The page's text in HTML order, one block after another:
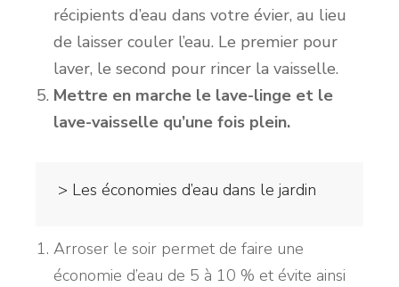
récipients d’eau dans votre évier, au lieu
de laisser couler l’eau. Le premier pour
laver, le second pour rincer la vaisselle.
Mettre en marche le lave-linge et le
lave-vaisselle qu’une fois plein.
> Les économies d’eau dans le jardin
Arroser le soir permet de faire une
économie d’eau de 5 à 10 % et évite ainsi